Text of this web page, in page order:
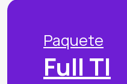
Paquete
Full TI